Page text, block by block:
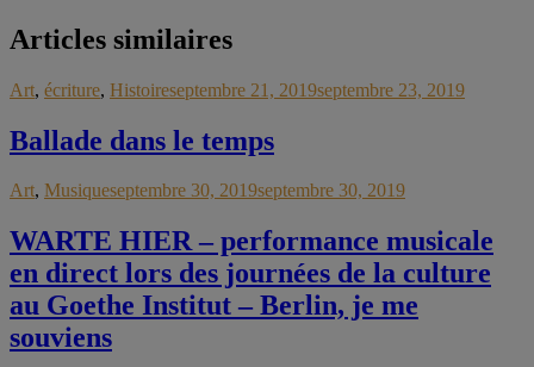
Articles similaires
Art, écriture, Histoireseptembre 21, 2019septembre 23, 2019
Ballade dans le temps
Art, Musiqueseptembre 30, 2019septembre 30, 2019
WARTE HIER – performance musicale
en direct lors des journées de la culture
au Goethe Institut – Berlin, je me
souviens